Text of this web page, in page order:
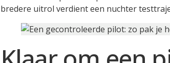
bredere uitrol verdient een nuchter